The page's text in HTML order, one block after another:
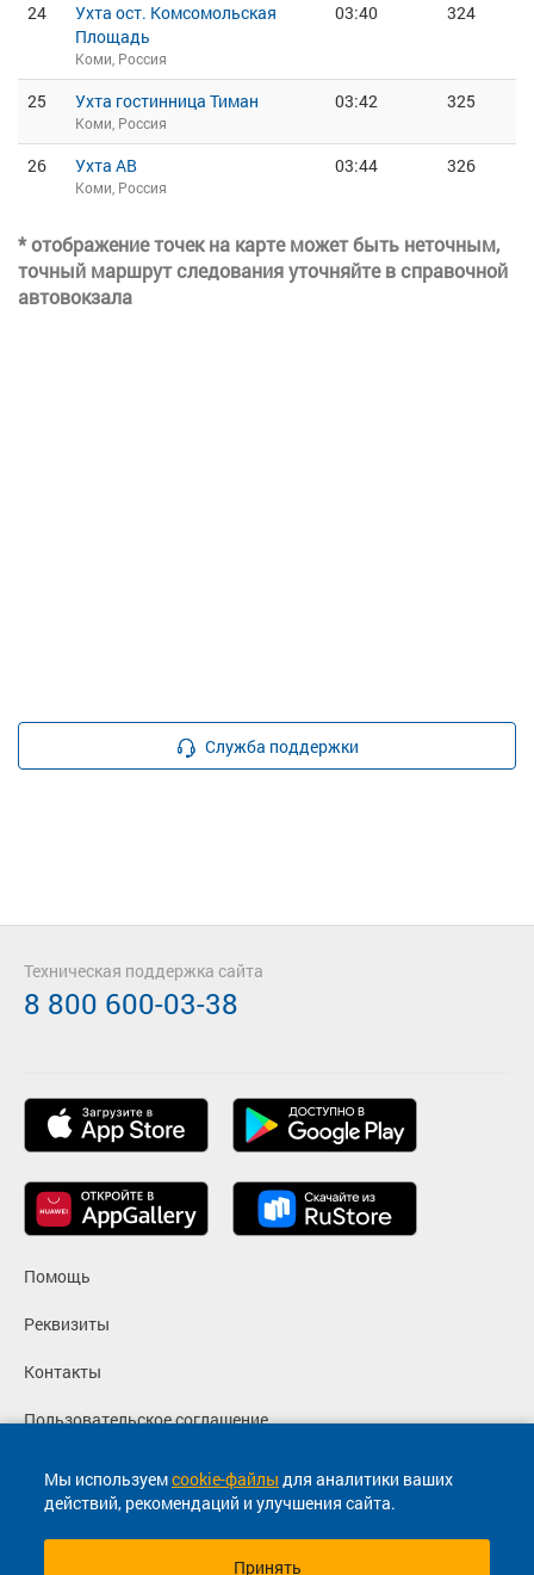
24
Ухта ост. Комсомольская
Площадь
Коми, Россия
03:40 324
25 Ухта гостинница Тиман
Коми, Россия
03:42 325
26 Ухта АВ
Коми, Россия
03:44 326
* отображение точек на карте может быть неточным,
точный маршрут следования уточняйте в справочной
автовокзала
Служба поддержки
Мы используемcookie-файлы для аналитики ваших
действий, рекомендаций и улучшения сайта.
Принять
Помощь
Реквизиты
Контакты
Пользовательское соглашение
Политика конфиденциальности
Согласие на маркетинговые сообщения
Техническая поддержка сайта
8 800 600-03-38